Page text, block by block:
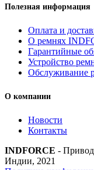
Полезная информация
Оплата и
О ремнях
Гарантийные
Устройство
Обслуживание
О компании
Новости
Контакты
INDFORCE -
Индии, 2021